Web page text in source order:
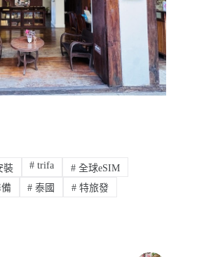
裝 # trifa # 全球eSIM
# 泰國 # 特旅發